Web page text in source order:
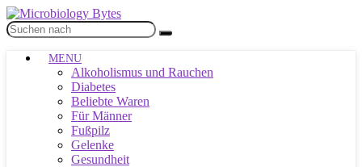
MENU
Alkoholismus und Rauchen
Diabetes
Beliebte Waren
Für Männer
Fußpilz
Gelenke
Gesundheit